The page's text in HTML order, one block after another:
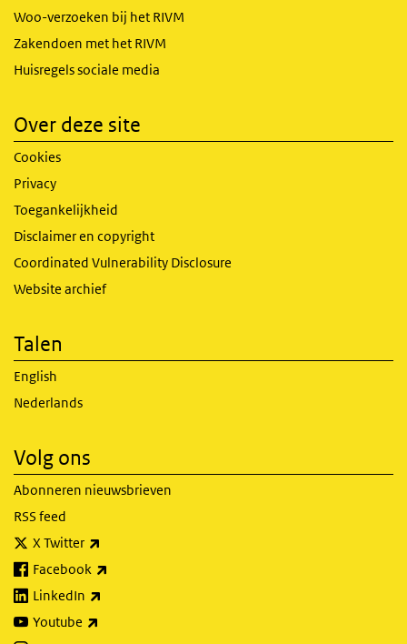
Woo-verzoeken bij het RIVM
Zakendoen met het RIVM
Huisregels sociale media
Over deze site
Cookies
Privacy
Toegankelijkheid
Disclaimer en copyright
Coordinated Vulnerability Disclosure
Website archief
Talen
English
Nederlands
Volg ons
Abonneren nieuwsbrieven
RSS feed
X Twitter
Facebook
LinkedIn
Youtube